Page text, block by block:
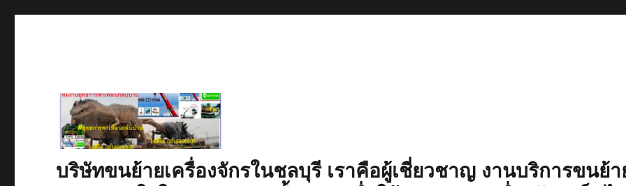
บริษัทขนย้ายเครื่องจักรในชลบุรี เราคือผู้เชี่ยวชาญ งานบริการขนย้